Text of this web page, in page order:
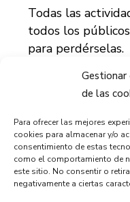
de las
Para ofrecer las mejores
cookies para almacenar y/o
consentimiento de estas
como el comportamiento de
este sitio. No consentir o
negativamente a ciertas
Todas las
todos los
para perdérselas.
Compartir: